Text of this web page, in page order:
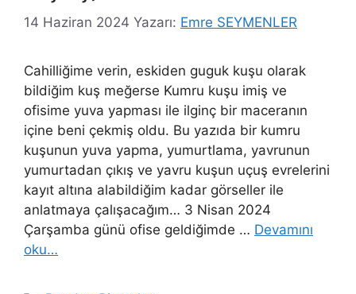
14 Haziran 2024 Yazarı: Emre SEYMENLER
Cahilliğime verin, eskiden guguk kuşu olarak
bildiğim kuş meğerse Kumru kuşu imiş ve
ofisime yuva yapması ile ilginç bir maceranın
içine beni çekmiş oldu. Bu yazıda bir kumru
kuşunun yuva yapma, yumurtlama, yavrunun
yumurtadan çıkış ve yavru kuşun uçuş evrelerini
kayıt altına alabildiğim kadar görseller ile
anlatmaya çalışacağım… 3 Nisan 2024
Çarşamba günü ofise geldiğimde … Devamını
oku…